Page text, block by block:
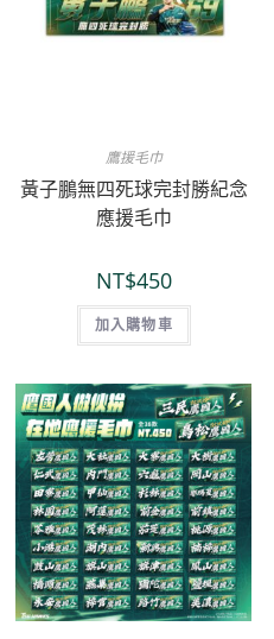
鷹援毛巾
黃子鵬無四死球完封勝紀念
應援毛巾
NT$450
加入購物車